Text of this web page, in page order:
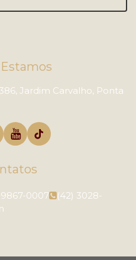
386, Jardim Carvalho, Ponta
0007
(42) 3028-